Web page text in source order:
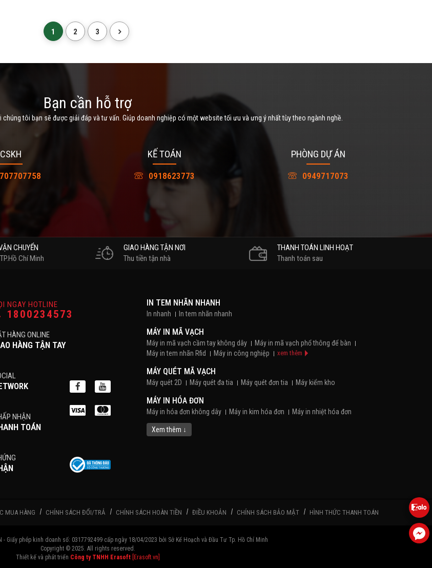
1 2 3
Bạn cần hỗ trợ
tôi bạn sẽ được giải đáp và tư vấn. Giúp doanh nghiệp có một website tối ưu và ưng ý nhất tùy theo ngành nghề.
CSKH KẾ TOÁN
0918623773
PHÒNG DỰ ÁN
0949717073
CHUYỂN
Chí Minh
GIAO HÀNG TẬN NƠI
Thu tiền tận nhà
THANH TOÁN LINH HOẠT
Thanh toán sau
NGAY HOTLINE
1800234573
HÀNG ONLINE
HÀNG TẬN TAY
NHẬN
TOÁN
IN TEM NHÃN NHANH
In nhanh In tem nhãn nhanh
MÁY IN MÃ VẠCH
Máy in mã vạch cầm tay không dây
Máy in mã vạch phổ thông để bàn
Máy in tem nhãn Rfid
Máy in công nghiệp xem thêm
MÁY QUÉT MÃ VẠCH
Máy quét 2D Máy quét đa tia Máy quét đơn tia Máy kiểm kho
MÁY IN HÓA ĐƠN
Máy in hóa đơn không dây Máy in kim hóa đơn Máy in nhiệt hóa đơn
POS BÁN HÀNG
MỰC IN NHÃN MÃ VẠCH
Xem thêm ↓
MUA HÀNG CHÍNH SÁCH ĐỔI/TRẢ CHÍNH SÁCH HOÀN TIỀN ĐIỀU KHOẢN CHÍNH SÁCH BẢO MẬT HÌNH THỨC THANH TOÁN
- Giấy phép kinh doanh số: 0317792499 cấp ngày 18/04/2023 bởi Sở Kế Hoạch và Đầu Tư Tp. Hồ Chí Minh
Copyright © 2025. All rights reserved.
Thiết kế và phát triển Công ty TNHH Erasoft [Erasoft.vn]